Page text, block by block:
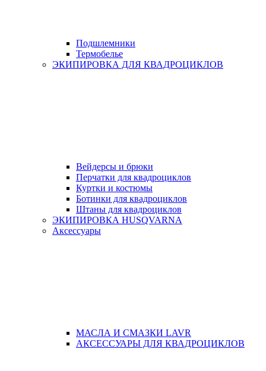
Подшлемники
Термобелье
ЭКИПИРОВКА ДЛЯ КВАДРОЦИКЛОВ
Вейдерсы и брюки
Перчатки для квадроциклов
Куртки и костюмы
Ботинки для квадроциклов
Штаны для квадроциклов
ЭКИПИРОВКА HUSQVARNA
Аксессуары
МАСЛА И СМАЗКИ LAVR
АКСЕССУАРЫ ДЛЯ КВАДРОЦИКЛОВ